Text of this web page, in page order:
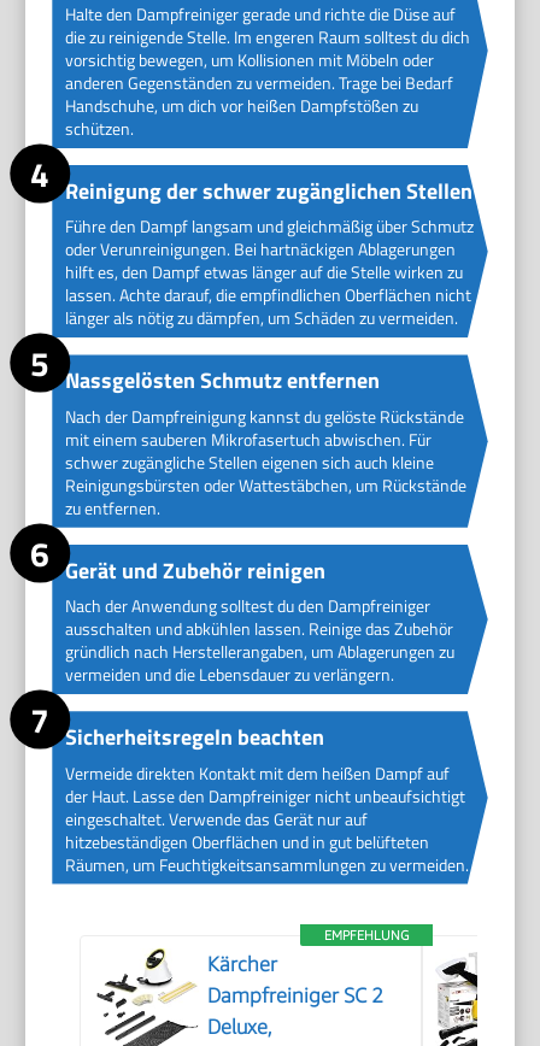
Halte den Dampfreiniger gerade und richte die Düse auf
die zu reinigende Stelle. Im engeren Raum solltest du dich
vorsichtig bewegen, um Kollisionen mit Möbeln oder
anderen Gegenständen zu vermeiden. Trage bei Bedarf
Handschuhe, um dich vor heißen Dampfstößen zu
schützen.
Reinigung der schwer zugänglichen Stellen
Führe den Dampf langsam und gleichmäßig über Schmutz
oder Verunreinigungen. Bei hartnäckigen Ablagerungen
hilft es, den Dampf etwas länger auf die Stelle wirken zu
lassen. Achte darauf, die empfindlichen Oberflächen nicht
länger als nötig zu dämpfen, um Schäden zu vermeiden.
Nassgelösten Schmutz entfernen
Nach der Dampfreinigung kannst du gelöste Rückstände
mit einem sauberen Mikrofasertuch abwischen. Für
schwer zugängliche Stellen eigenen sich auch kleine
Reinigungsbürsten oder Wattestäbchen, um Rückstände
zu entfernen.
Gerät und Zubehör reinigen
Nach der Anwendung solltest du den Dampfreiniger
ausschalten und abkühlen lassen. Reinige das Zubehör
gründlich nach Herstellerangaben, um Ablagerungen zu
vermeiden und die Lebensdauer zu verlängern.
Sicherheitsregeln beachten
Vermeide direkten Kontakt mit dem heißen Dampf auf
der Haut. Lasse den Dampfreiniger nicht unbeaufsichtigt
eingeschaltet. Verwende das Gerät nur auf
hitzebeständigen Oberflächen und in gut belüfteten
Räumen, um Feuchtigkeitsansammlungen zu vermeiden.
EMPFEHLUNG
Kärcher
Dampfreiniger SC 2
Deluxe,